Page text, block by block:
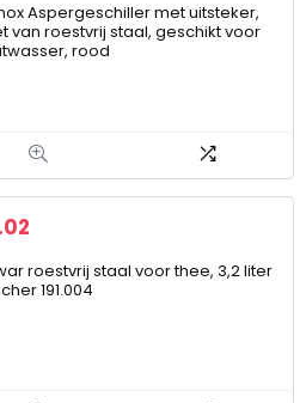
Aspergeschiller met uitsteker,
van roestvrij staal, geschikt voor
rood
roestvrij staal voor thee, 3,2 liter
191.004